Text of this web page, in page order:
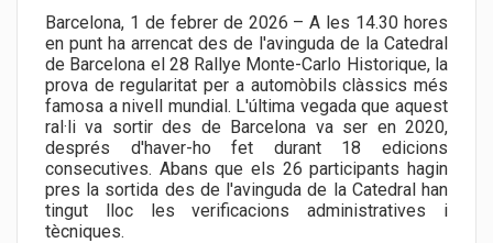
Barcelona, 1 de febrer de 2026 – A les 14.30 hores
en punt ha arrencat des de l'avinguda de la Catedral
de Barcelona el 28 Rallye Monte-Carlo Historique, la
prova de regularitat per a automòbils clàssics més
famosa a nivell mundial. L'última vegada que aquest
ral·li va sortir des de Barcelona va ser en 2020,
després d'haver-ho fet durant 18 edicions
consecutives. Abans que els 26 participants hagin
pres la sortida des de l'avinguda de la Catedral han
tingut lloc les verificacions administratives i
tècniques.